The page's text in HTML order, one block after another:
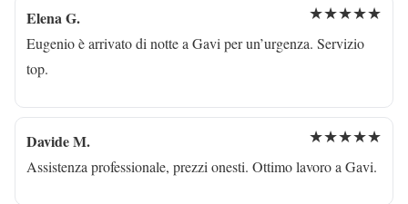
Elena G. ★★★★★
Eugenio è arrivato di notte a Gavi per un’urgenza. Servizio
top.
Davide M. ★★★★★
Assistenza professionale, prezzi onesti. Ottimo lavoro a Gavi.